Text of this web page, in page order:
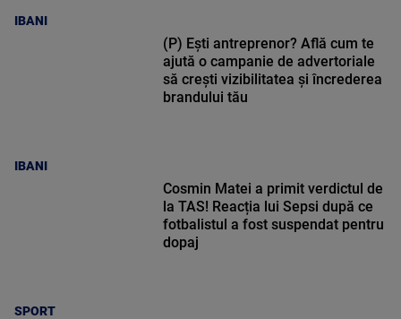
IBANI
IBANI
(P) Ești antreprenor? Află cum te
ajută o campanie de advertoriale
să crești vizibilitatea și încrederea
brandului tău
SPORT
Cosmin Matei a primit verdictul de
la TAS! Reacția lui Sepsi după ce
fotbalistul a fost suspendat pentru
dopaj